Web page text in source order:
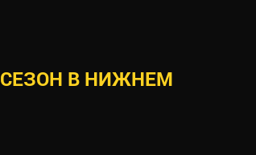
СЕЗОН В НИЖНЕМ